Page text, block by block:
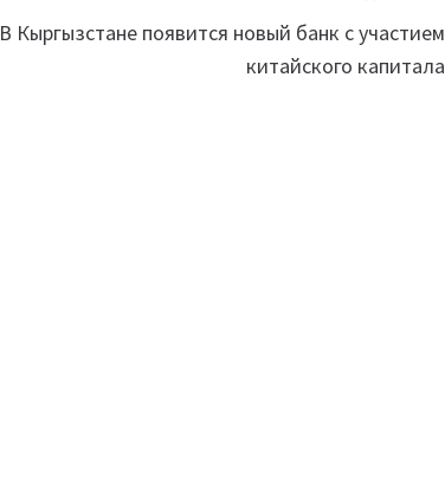
В Кыргызстане появится новый банк с участием
китайского капитала